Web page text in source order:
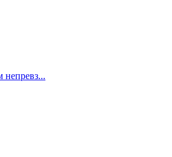
непревз...